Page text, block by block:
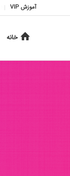
آموزش VIP
خانه